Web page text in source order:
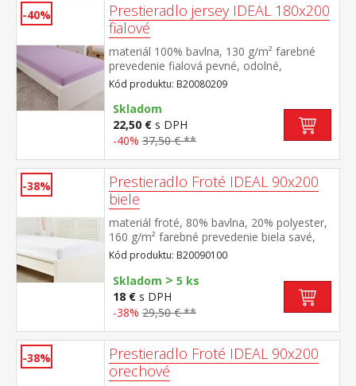
-40%
Prestieradlo jersey IDEAL 180x200
fialové
materiál 100% bavlna, 130 g/m² farebné
prevedenie fialová pevné, odolné,
stálofarebné, obšité gumou pre matrace do
výšky 25 cm prateľné do 60 °C
Kód produktu: B20080209
Skladom
22,50 € s DPH
-40% 37,50 € **
-38%
Prestieradlo Froté IDEAL 90x200
biele
materiál froté, 80% bavlna, 20% polyester,
160 g/m² farebné prevedenie biela savé,
odolné, stálofarebné, obšité gumou pre
matrace do výšky 25 cm prateľné do 40 °C
Kód produktu: B20090100
Skladom > 5 ks
18 € s DPH
-38% 29,50 € **
-38%
Prestieradlo Froté IDEAL 90x200
orechové